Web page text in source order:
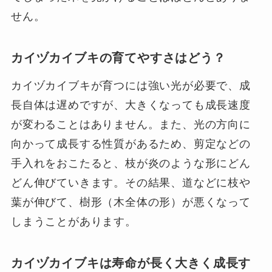
せん。
カイヅカイブキの育てやすさはどう？
カイヅカイブキが育つには強い光が必要で、成
長自体は遅めですが、大きくなっても成長速度
が変わることはありません。また、光の方向に
向かって成長する性質があるため、剪定などの
手入れをおこたると、枝が炎のような形にどん
どん伸びていきます。その結果、道などに枝や
葉が伸びて、樹形（木全体の形）が悪くなって
しまうことがあります。
カイヅカイブキは寿命が長く大きく成長す